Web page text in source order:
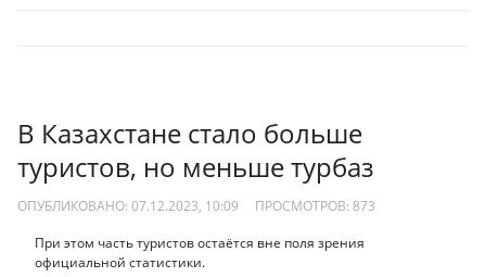
В Казахстане стало больше
туристов, но меньше турбаз
ОПУБЛИКОВАНО: 07.12.2023, 10:09 ПРОСМОТРОВ: 873
При этом часть туристов остаётся вне поля зрения
официальной статистики.